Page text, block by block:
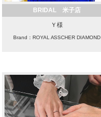
BRIDAL 米子店
Ｙ様
Brand：ROYAL ASSCHER DIAMOND